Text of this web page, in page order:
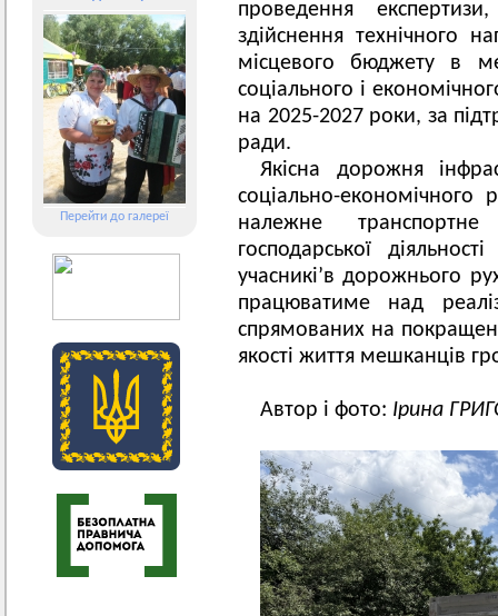
Перейти до галереї
проведення
здійснення технічного
місцевого бюджету в
соціального і
на 2025-2027 роки, за
ради.
Якісна дорожня
соціально-економічного
належне
господарської
учасникі’в дорожнього
працюватиме над
спрямованих на
якості життя мешканців
Автор і фото: Ірина